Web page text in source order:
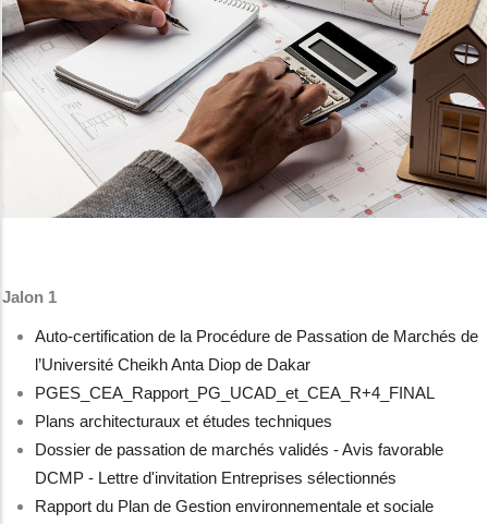
Jalon 1
Auto-certification de la Procédure de Passation de Marchés de
l’Université Cheikh Anta Diop de Dakar
PGES_CEA_Rapport_PG_UCAD_et_CEA_R+4_FINAL
Plans architecturaux et études techniques
Dossier de passation de marchés validés - Avis favorable
DCMP - Lettre d'invitation Entreprises sélectionnés
Rapport du Plan de Gestion environnementale et sociale